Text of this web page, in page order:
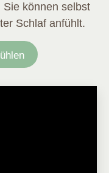
können selbst
Schlaf anfühlt.